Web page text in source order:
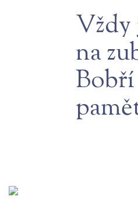
Vždy
na